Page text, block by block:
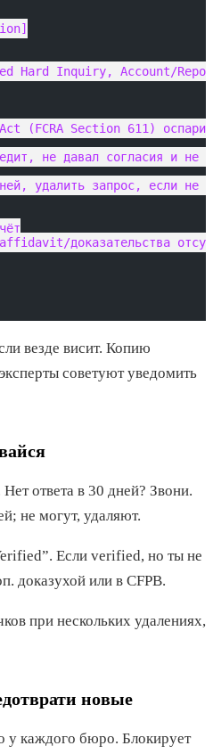
Hard Inquiry, Account/
Section 611)
не давал согласия и не
удалить запрос, если не
доказательства
везде висит. Копию
советуют уведомить
ответа в 30 дней? Звони.
не могут, удаляют.
Если verified, но ты не
доказухой или в CFPB.
при нескольких удалениях,
новые
у каждого бюро. Блокирует